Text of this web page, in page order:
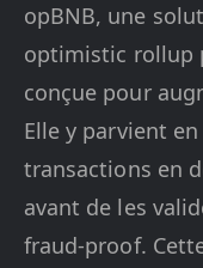
opBNB, une
optimistic rollup
conçue pour
Elle y parvient
transactions en
avant de les
fraud-proof.